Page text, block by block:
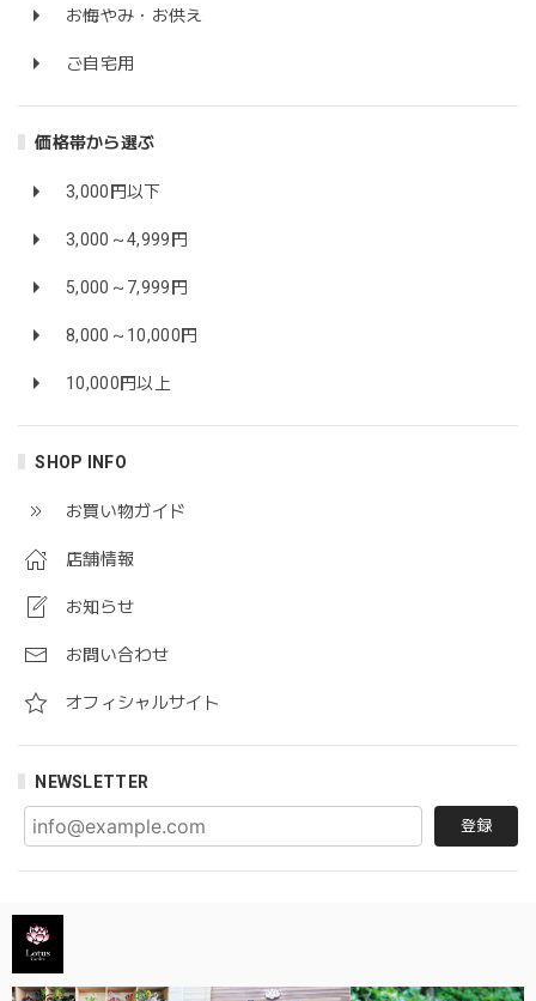
お悔やみ・お供え
ご自宅用
価格帯から選ぶ
3,000円以下
3,000～4,999円
5,000～7,999円
8,000～10,000円
10,000円以上
SHOP INFO
お買い物ガイド
店舗情報
お知らせ
お問い合わせ
オフィシャルサイト
NEWSLETTER
登録